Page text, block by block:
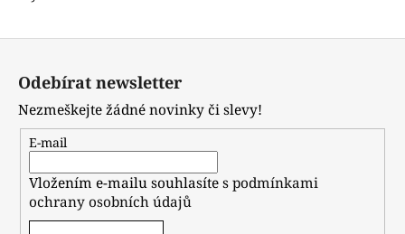
Odebírat newsletter
Nezmeškejte žádné novinky či slevy!
E-mail
Vložením e-mailu souhlasíte spodmínkami
ochrany osobních údajů